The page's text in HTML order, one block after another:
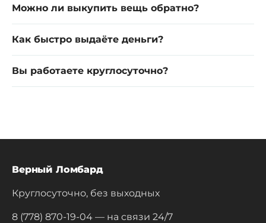
Можно ли выкупить вещь обратно?
Как быстро выдаёте деньги?
Вы работаете круглосуточно?
Верный Ломбард
Круглосуточно, без выходных
8 (778) 870-19-04 — на связи 24/7